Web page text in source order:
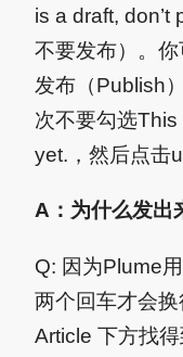
is a draft, don’t
不要发布）。
发布（Publish
次不要勾选This
yet.，然后点击
A：为什么发出
Q: 因为Plume
两个回车才会
Article 下方找